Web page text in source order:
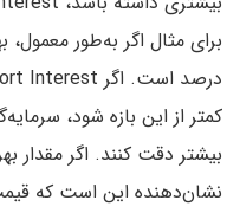
کمتر از این بازه شود،
بیشتر دقت کنند. اگر مقدار
نشان‌دهنده این است که